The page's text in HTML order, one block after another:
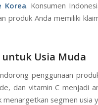
Korea. Konsumen
produk Anda memiliki
Usia Muda
penggunaan
dan vitamin C menjadi
segmen usia